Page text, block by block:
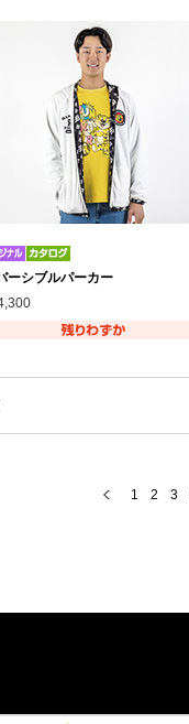
ーシブルパーカー
1 2 3